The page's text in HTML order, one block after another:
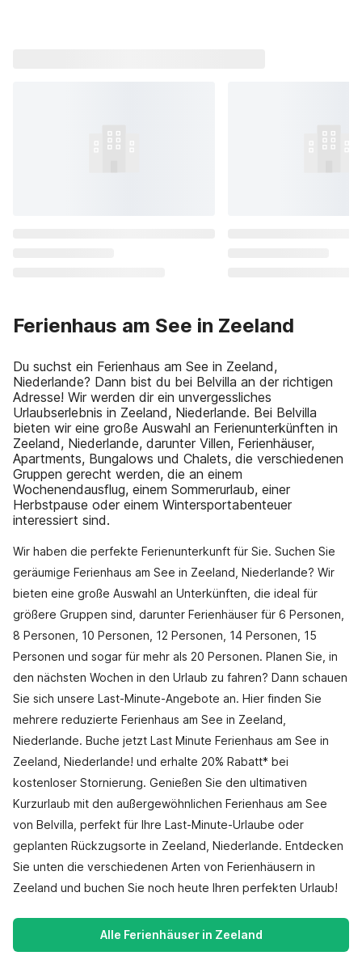
Ferienhaus am See in Zeeland
Du suchst ein Ferienhaus am See in Zeeland,
Niederlande? Dann bist du bei Belvilla an der richtigen
Adresse! Wir werden dir ein unvergessliches
Urlaubserlebnis in Zeeland, Niederlande. Bei Belvilla
bieten wir eine große Auswahl an Ferienunterkünften in
Zeeland, Niederlande, darunter Villen, Ferienhäuser,
Apartments, Bungalows und Chalets, die verschiedenen
Gruppen gerecht werden, die an einem
Wochenendausflug, einem Sommerurlaub, einer
Herbstpause oder einem Wintersportabenteuer
interessiert sind.
Wir haben die perfekte Ferienunterkunft für Sie. Suchen Sie
geräumige Ferienhaus am See in Zeeland, Niederlande? Wir
bieten eine große Auswahl an Unterkünften, die ideal für
größere Gruppen sind, darunter Ferienhäuser für 6 Personen,
8 Personen, 10 Personen, 12 Personen, 14 Personen, 15
Personen und sogar für mehr als 20 Personen. Planen Sie, in
den nächsten Wochen in den Urlaub zu fahren? Dann schauen
Sie sich unsere Last-Minute-Angebote an. Hier finden Sie
mehrere reduzierte Ferienhaus am See in Zeeland,
Niederlande. Buche jetzt Last Minute Ferienhaus am See in
Zeeland, Niederlande! und erhalte 20% Rabatt* bei
kostenloser Stornierung. Genießen Sie den ultimativen
Kurzurlaub mit den außergewöhnlichen Ferienhaus am See
von Belvilla, perfekt für Ihre Last-Minute-Urlaube oder
geplanten Rückzugsorte in Zeeland, Niederlande. Entdecken
Sie unten die verschiedenen Arten von Ferienhäusern in
Zeeland und buchen Sie noch heute Ihren perfekten Urlaub!
Alle Ferienhäuser in Zeeland